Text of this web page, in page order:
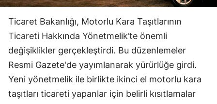
Diyarbakır
Edirne
Elazığ
Erzincan
Ticaret Bakanlığı, Motorlu Kara Taşıtlarının
Ticareti Hakkında Yönetmelik’te önemli
değişiklikler gerçekleştirdi. Bu düzenlemeler
Resmi Gazete'de yayımlanarak yürürlüğe girdi.
Yeni yönetmelik ile birlikte ikinci el motorlu kara
taşıtları ticareti yapanlar için belirli kısıtlamalar